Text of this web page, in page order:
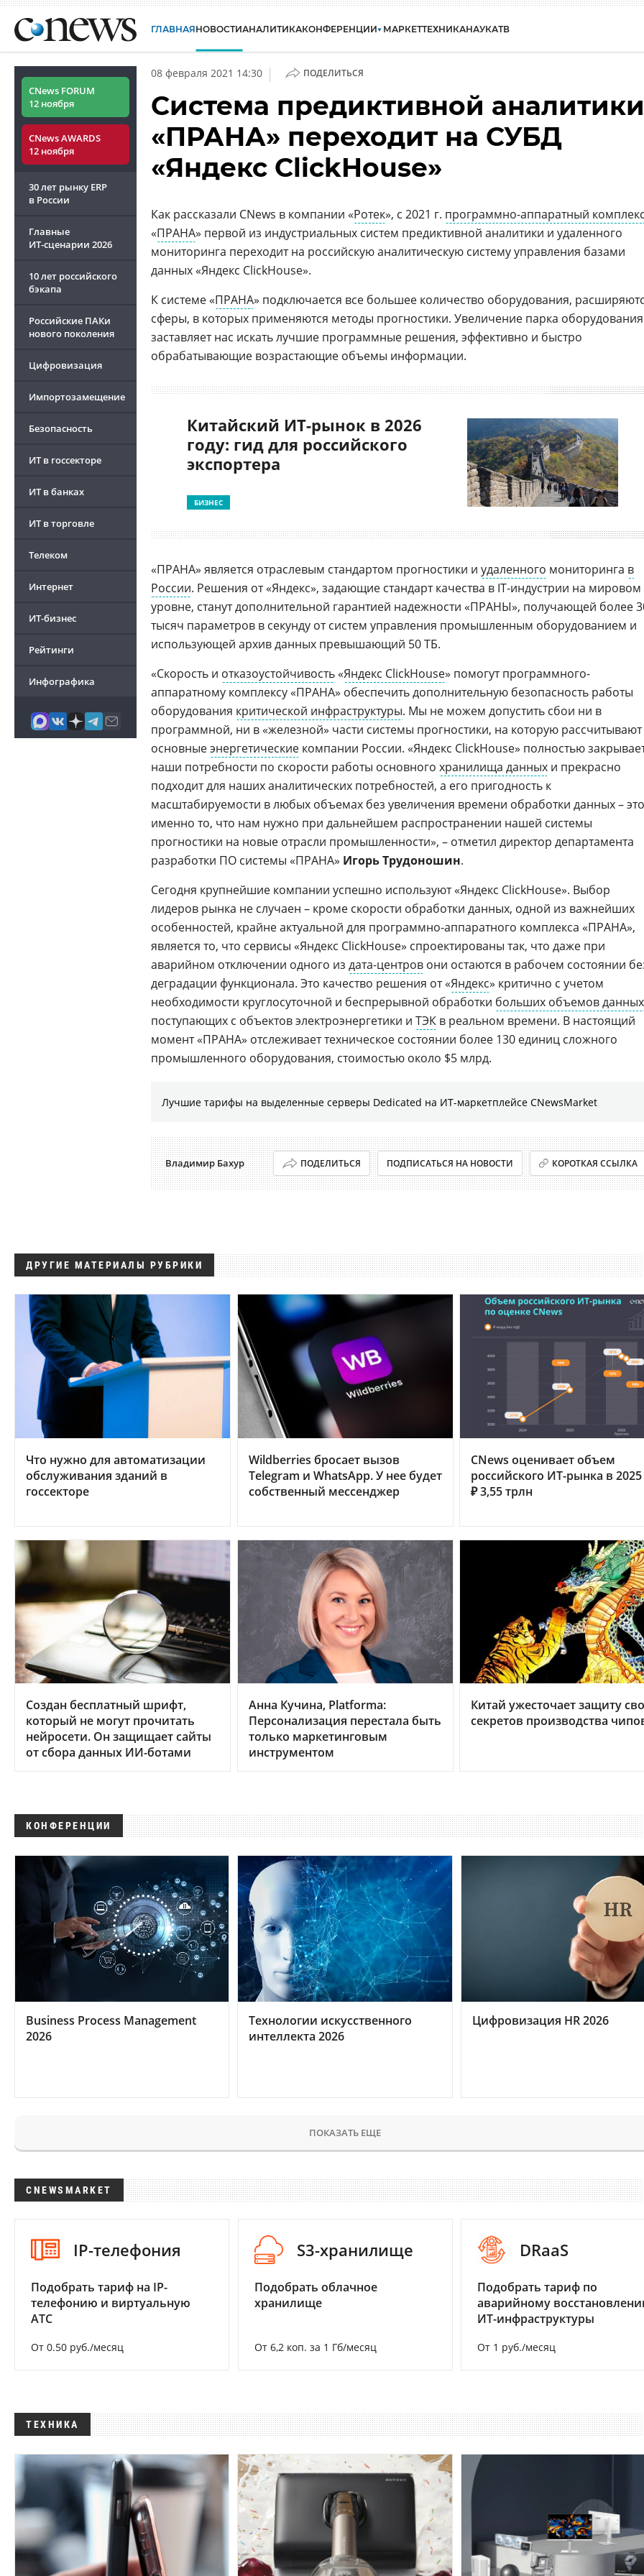
ГЛАВНАЯНОВОСТИАНАЛИТИКАКОНФЕРЕНЦИИ МАРКЕТТЕХНИКАНАУКАТВ
CNews FORUM
12 ноября
CNews AWARDS
12 ноября
30 лет рынку ERP
в России
Главные
ИТ-сценарии 2026
10 лет российского
бэкапа
Российские ПАКи
нового поколения
Цифровизация
Импортозамещение
Безопасность
ИТ в госсекторе
ИТ в банках
ИТ в торговле
Телеком
Интернет
ИТ-бизнес
Рейтинги
Инфографика
08 февраля 2021 14:30 | ПОДЕЛИТЬСЯ
Система предиктивной аналитики
«ПРАНА» переходит на СУБД
«Яндекс ClickHouse»
Как рассказали CNews в компании «Ротек», с 2021 г. программно-аппаратный
«ПРАНА» первой из индустриальных систем предиктивной аналитики и удаленного
мониторинга переходит на российскую аналитическую систему управления базами
данных «Яндекс ClickHouse».
К системе «ПРАНА» подключается все большее количество оборудования,
сферы, в которых применяются методы прогностики. Увеличение парка оборудования
заставляет нас искать лучшие программные решения, эффективно и быстро
обрабатывающие возрастающие объемы информации.
Китайский ИТ-рынок в 2026
году: гид для российского
экспортера
БИЗНЕС
«ПРАНА» является отраслевым стандартом прогностики и удаленного мониторинга в
России. Решения от «Яндекс», задающие стандарт качества в IT-индустрии на мировом
уровне, станут дополнительной гарантией надежности «ПРАНЫ», получающей более
тысяч параметров в секунду от систем управления промышленным оборудованием и
использующей архив данных превышающий 50 ТБ.
«Скорость и отказоустойчивость «Яндекс ClickHouse» помогут программного-
аппаратному комплексу «ПРАНА» обеспечить дополнительную безопасность работы
оборудования критической инфраструктуры. Мы не можем допустить сбои ни в
программной, ни в «железной» части системы прогностики, на которую рассчитывают
основныеэнергетические компании России. «Яндекс ClickHouse» полностью
наши потребности по скорости работы основного хранилища данных и прекрасно
подходит для наших аналитических потребностей, а его пригодность к
масштабируемости в любых объемах без увеличения времени обработки данных – это
именно то, что нам нужно при дальнейшем распространении нашей системы
прогностики на новые отрасли промышленности», – отметил директор департамента
разработки ПО системы «ПРАНА» Игорь Трудоношин.
Сегодня крупнейшие компании успешно используют «Яндекс ClickHouse». Выбор
лидеров рынка не случаен – кроме скорости обработки данных, одной из важнейших
особенностей, крайне актуальной для программно-аппаратного комплекса «ПРАНА»,
является то, что сервисы «Яндекс ClickHouse» спроектированы так, что даже при
аварийном отключении одного из дата-центров они остаются в рабочем состоянии
деградации функционала. Это качество решения от «Яндекс» критично с учетом
необходимости круглосуточной и беспрерывной обработки больших объемов данных
поступающих с объектов электроэнергетики и ТЭК в реальном времени. В настоящий
момент «ПРАНА» отслеживает техническое состоянии более 130 единиц сложного
промышленного оборудования, стоимостью около $5 млрд.
Лучшие тарифы на выделенные серверы Dedicated на ИТ-маркетплейсе CNewsMarket
Владимир Бахур ПОДЕЛИТЬСЯ ПОДПИСАТЬСЯ НА НОВОСТИ КОРОТКАЯ ССЫЛКА
ДРУГИЕ МАТЕРИАЛЫ РУБРИКИ
Что нужно для автоматизации
обслуживания зданий в
госсекторе
Wildberries бросает вызов
Telegram и WhatsApp. У нее будет
собственный мессенджер
CNews оценивает объем
российского ИТ-рынка в 2025
₽ 3,55 трлн
Создан бесплатный шрифт,
который не могут прочитать
нейросети. Он защищает сайты
от сбора данных ИИ-ботами
Анна Кучина, Platforma:
Персонализация перестала быть
только маркетинговым
инструментом
Китай ужесточает защиту
секретов производства
КОНФЕРЕНЦИИ
Business Process Management
2026
Технологии искусственного
интеллекта 2026
Цифровизация HR 2026
ПОКАЗАТЬ ЕЩЕ
CNEWSMARKET
IP-телефония
Подобрать тариф на IP-
телефонию и виртуальную
АТС
От 0.50 руб./месяц
S3-хранилище
Подобрать облачное
хранилище
От 6,2 коп. за 1 Гб/месяц
DRaaS
Подобрать тариф по
аварийному
ИТ-инфраструктуры
От 1 руб./месяц
ТЕХНИКА